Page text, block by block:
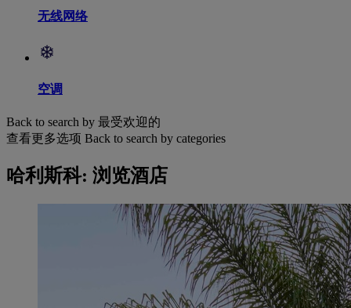
无线网络
空调
Back to search by 最受欢迎的
查看更多选项 Back to search by categories
哈利斯科: 浏览酒店